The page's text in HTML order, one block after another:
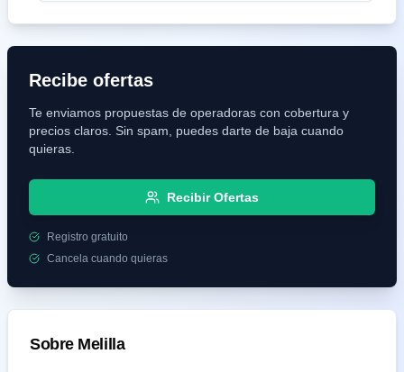
Recibe ofertas
Te enviamos propuestas de operadoras con cobertura y
precios claros. Sin spam, puedes darte de baja cuando
quieras.
Recibir Ofertas
Registro gratuito
Cancela cuando quieras
Sobre Melilla